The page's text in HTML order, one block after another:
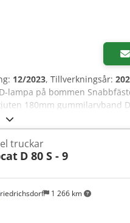
12/2023, Tillverkningsår:
lampa på bommen
180mm gummilarvband
CE-certifiering Detta
och mellanförsäljning
1 266 km
truckar
D 80 S - 9